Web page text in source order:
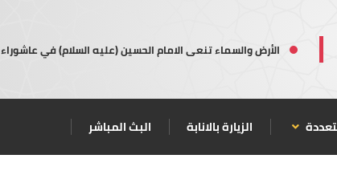
الأرض والسماء تنعى الامام الحسين (عليه السلام) في عاشوراء
الزيارة بالانابة البث المباشر